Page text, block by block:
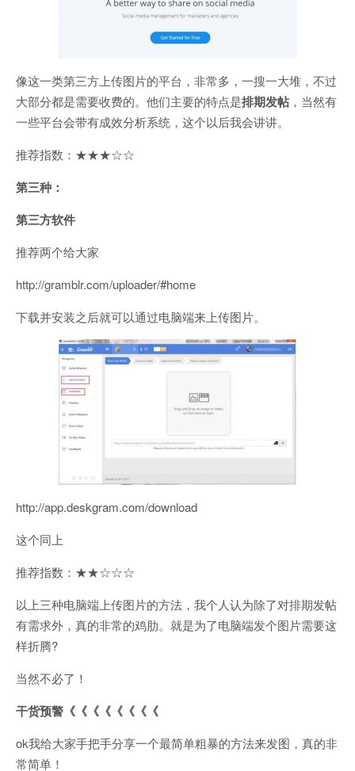
像这一类第三方上传图片的平台，非常多，一搜一大堆，不过
大部分都是需要收费的。他们主要的特点是排期发帖 ，当然有
一些平台会带有成效分析系统，这个以后我会讲讲。
推荐指数：★★★☆☆
第三种：
第三方软件
推荐两个给大家
http://gramblr.com/uploader/#home
下载并安装之后就可以通过电脑端来上传图片。
http://app.deskgram.com/download
这个同上
推荐指数：★★☆☆☆
以上三种电脑端上传图片的方法，我个人认为除了对排期发帖
有需求外，真的非常的鸡肋。就是为了电脑端发个图片需要这
样折腾?
当然不必了！
干货预警《《《《《《《《
ok我给大家手把手分享一个最简单粗暴的方法来发图，真的非
常简单！